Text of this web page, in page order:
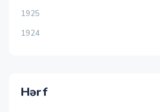
1925
1924
Hərf